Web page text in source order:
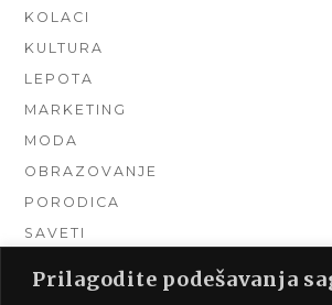
Prilagodite podešavanja
KOLACI
KULTURA
LEPOTA
MARKETING
MODA
OBRAZOVANJE
PORODICA
SAVETI
TURIZAM